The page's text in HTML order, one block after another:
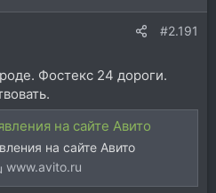
#2.191
Фостекс 24 дороги.
на сайте Авито
на сайте Авито
www.avito.ru